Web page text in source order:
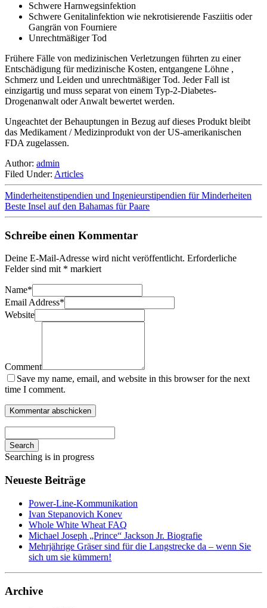
Schwere Harnwegsinfektion
Schwere Genitalinfektion wie nekrotisierende Fasziitis oder
Gangrän von Fourniere
Unrechtmäßiger Tod
Frühere Fälle von medizinischen Verletzungen führten zu einer
Entschädigung für medizinische Kosten, entgangene Löhne ,
Schmerz und Leiden und unrechtmäßiger Tod. Jeder Fall ist
einzigartig und muss separat von einem Typ-2-Diabetes-
Drogenanwalt oder Anwalt bewertet werden.
Ungeachtet der Behauptungen in Bezug auf dieses Produkt bleibt
das Medikament / Medizinprodukt von der US-amerikanischen
FDA zugelassen.
Author: admin
Filed Under: Articles
Minderheitenstipendien und Ingenieurstipendien für Minderheiten
Beste Insel auf den Bahamas für Paare
Schreibe einen Kommentar
Deine E-Mail-Adresse wird nicht veröffentlicht. Erforderliche
Felder sind mit * markiert
Name*
Email Address*
Website
Comment
Save my name, email, and website in this browser for the next
time I comment.
Search
Searching is in progress
Neueste Beiträge
Power-Line-Kommunikation
Ivan Stepanovich Konev
Whole White Wheat FAQ
Michael Joseph „Prince“ Jackson Jr. Biografie
Mehrjährige Gräser sind für die Langstrecke da – wenn Sie
sich um sie kümmern!
Archive